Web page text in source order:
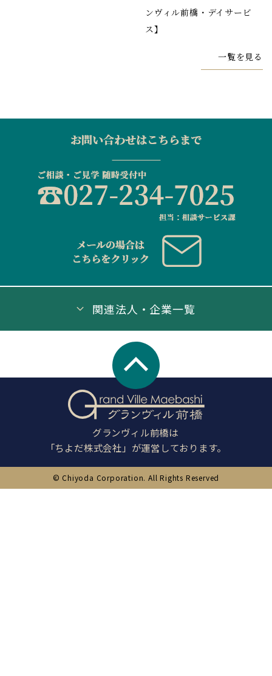
ンヴィル前橋・デイサービ
ス】
一覧を見る
関連法人・企業一覧
グランヴィル前橋は
「ちよだ株式会社」が運営しております。
© Chiyoda Corporation. All Rights Reserved